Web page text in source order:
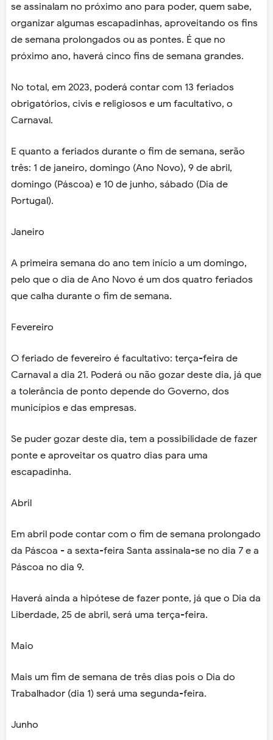
se assinalam no próximo ano para poder, quem sabe,
organizar algumas escapadinhas, aproveitando os fins
de semana prolongados ou as pontes. É que no
próximo ano, haverá cinco fins de semana grandes.
No total, em 2023, poderá contar com 13 feriados
obrigatórios, civis e religiosos e um facultativo, o
Carnaval.
E quanto a feriados durante o fim de semana, serão
três: 1 de janeiro, domingo (Ano Novo), 9 de abril,
domingo (Páscoa) e 10 de junho, sábado (Dia de
Portugal).
Janeiro
A primeira semana do ano tem início a um domingo,
pelo que o dia de Ano Novo é um dos quatro feriados
que calha durante o fim de semana.
Fevereiro
O feriado de fevereiro é facultativo: terça-feira de
Carnaval a dia 21. Poderá ou não gozar deste dia, já que
a tolerância de ponto depende do Governo, dos
municípios e das empresas.
Se puder gozar deste dia, tem a possibilidade de fazer
ponte e aproveitar os quatro dias para uma
escapadinha.
Abril
Em abril pode contar com o fim de semana prolongado
da Páscoa - a sexta-feira Santa assinala-se no dia 7 e a
Páscoa no dia 9.
Haverá ainda a hipótese de fazer ponte, já que o Dia da
Liberdade, 25 de abril, será uma terça-feira.
Maio
Mais um fim de semana de três dias pois o Dia do
Trabalhador (dia 1) será uma segunda-feira.
Junho